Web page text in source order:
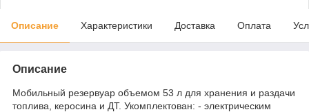
Описание Характеристики Доставка Оплата
Описание
Мобильный резервуар объемом 53 л для хранения и раздачи
топлива, керосина и ДТ. Укомплектован: - электрическим